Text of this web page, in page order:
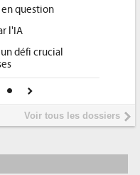
2
DEE, une pression
place pour répondre
Phocea DC dans les
Interview de Fabrice
président de Digital
soutient les...
Voir tous les dossiers